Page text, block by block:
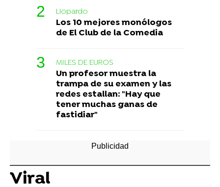
Liopardo
Los 10 mejores monólogos
de El Club de la Comedia
MILES DE EUROS
Un profesor muestra la
trampa de su examen y las
redes estallan: "Hay que
tener muchas ganas de
fastidiar"
Viral